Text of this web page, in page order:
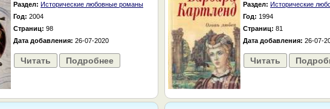
Раздел: Исторические любовные романы
Год: 2004
Страниц: 98
Дата добавления: 26-07-2020
Читать Подробнее
Раздел: Исторические
Год: 1994
Страниц: 81
Дата добавления: 26-07-
Читать